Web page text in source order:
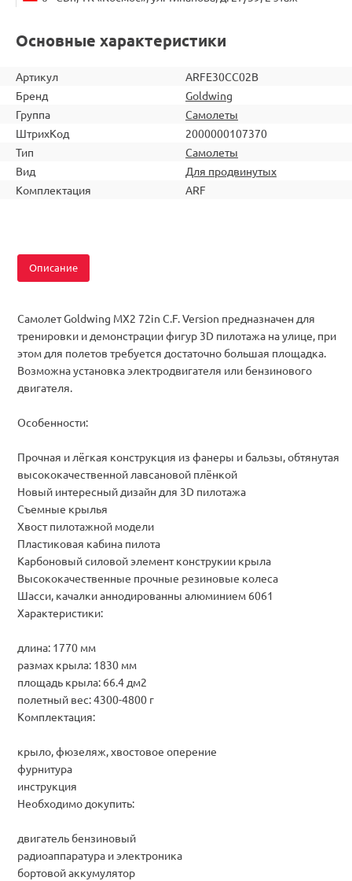
Основные характеристики
Артикул
ARFE30CC02B
Бренд
Goldwing
Группа
Самолеты
ШтрихКод
2000000107370
Тип
Самолеты
Вид
Для продвинутых
Комплектация
ARF
Описание
Самолет Goldwing MX2 72in C.F. Version предназначен для
тренировки и демонстрации фигур 3D пилотажа на улице, при
этом для полетов требуется достаточно большая площадка.
Возможна установка электродвигателя или бензинового
двигателя.
Особенности:
Прочная и лёгкая конструкция из фанеры и бальзы, обтянутая
высококачественной лавсановой плёнкой
Новый интересный дизайн для 3D пилотажа
Съемные крылья
Хвост пилотажной модели
Пластиковая кабина пилота
Карбоновый силовой элемент конструкии крыла
Высококачественные прочные резиновые колеса
Шасси, качалки аннодированны алюминием 6061
Характеристики:
длина: 1770 мм
размах крыла: 1830 мм
площадь крыла: 66.4 дм2
полетный вес: 4300-4800 г
Комплектация:
крыло, фюзеляж, хвостовое оперение
фурнитура
инструкция
Необходимо докупить:
двигатель бензиновый
радиоаппаратура и электроника
бортовой аккумулятор